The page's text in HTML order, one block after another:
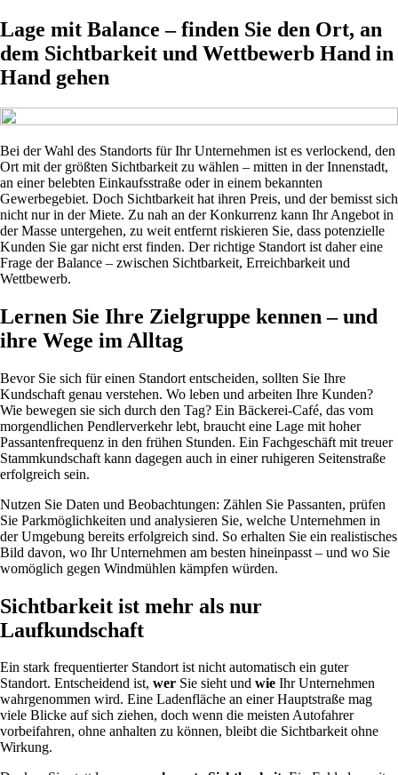
Lage mit Balance – finden Sie den Ort, an
dem Sichtbarkeit und Wettbewerb Hand in
Hand gehen
Bei der Wahl des Standorts für Ihr Unternehmen ist es verlockend, den
Ort mit der größten Sichtbarkeit zu wählen – mitten in der Innenstadt,
an einer belebten Einkaufsstraße oder in einem bekannten
Gewerbegebiet. Doch Sichtbarkeit hat ihren Preis, und der bemisst sich
nicht nur in der Miete. Zu nah an der Konkurrenz kann Ihr Angebot in
der Masse untergehen, zu weit entfernt riskieren Sie, dass potenzielle
Kunden Sie gar nicht erst finden. Der richtige Standort ist daher eine
Frage der Balance – zwischen Sichtbarkeit, Erreichbarkeit und
Wettbewerb.
Lernen Sie Ihre Zielgruppe kennen – und
ihre Wege im Alltag
Bevor Sie sich für einen Standort entscheiden, sollten Sie Ihre
Kundschaft genau verstehen. Wo leben und arbeiten Ihre Kunden?
Wie bewegen sie sich durch den Tag? Ein Bäckerei-Café, das vom
morgendlichen Pendlerverkehr lebt, braucht eine Lage mit hoher
Passantenfrequenz in den frühen Stunden. Ein Fachgeschäft mit treuer
Stammkundschaft kann dagegen auch in einer ruhigeren Seitenstraße
erfolgreich sein.
Nutzen Sie Daten und Beobachtungen: Zählen Sie Passanten, prüfen
Sie Parkmöglichkeiten und analysieren Sie, welche Unternehmen in
der Umgebung bereits erfolgreich sind. So erhalten Sie ein realistisches
Bild davon, wo Ihr Unternehmen am besten hineinpasst – und wo Sie
womöglich gegen Windmühlen kämpfen würden.
Sichtbarkeit ist mehr als nur
Laufkundschaft
Ein stark frequentierter Standort ist nicht automatisch ein guter
Standort. Entscheidend ist, wer Sie sieht und wie Ihr Unternehmen
wahrgenommen wird. Eine Ladenfläche an einer Hauptstraße mag
viele Blicke auf sich ziehen, doch wenn die meisten Autofahrer
vorbeifahren, ohne anhalten zu können, bleibt die Sichtbarkeit ohne
Wirkung.